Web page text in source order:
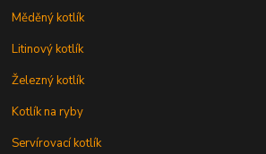
Měděný kotlík
Litinový kotlík
Železný kotlík
Kotlík na ryby
Servírovací kotlík